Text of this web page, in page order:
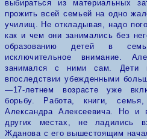
выбираться из материальных
прожить всей семьей на одно
училищ. Не откладывая, надо
как и чем они занимались без
образованию детей в
исключительное внимание.
занимался с ними сам. Дети
впоследствии убежденными
—17-летнем возрасте уже
борьбу.
Работа, книги,
Александра Алексеевича. Но
других местах, не ладились
Жданова с его вышестоящим